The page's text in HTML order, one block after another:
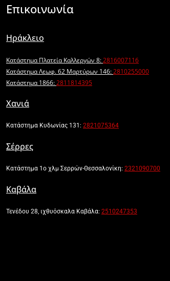
Επικοινωνία
Ηράκλειο
Κατάστημα Πλατεία Καλλεργών 8:2816007116
Κατάστημα Λεωφ. 62 Μαρτύρων 146:2810255000
Κατάστημα 1866:2811814395
Χανιά
Κατάστημα Κυδωνίας 131: 2821075364
Σέρρες
Κατάστημα 1ο χλμ Σερρών-Θεσσαλονίκη: 2321090700
Καβάλα
Τενέδου 28, ιχθυόσκαλα Καβάλα: 2510247353